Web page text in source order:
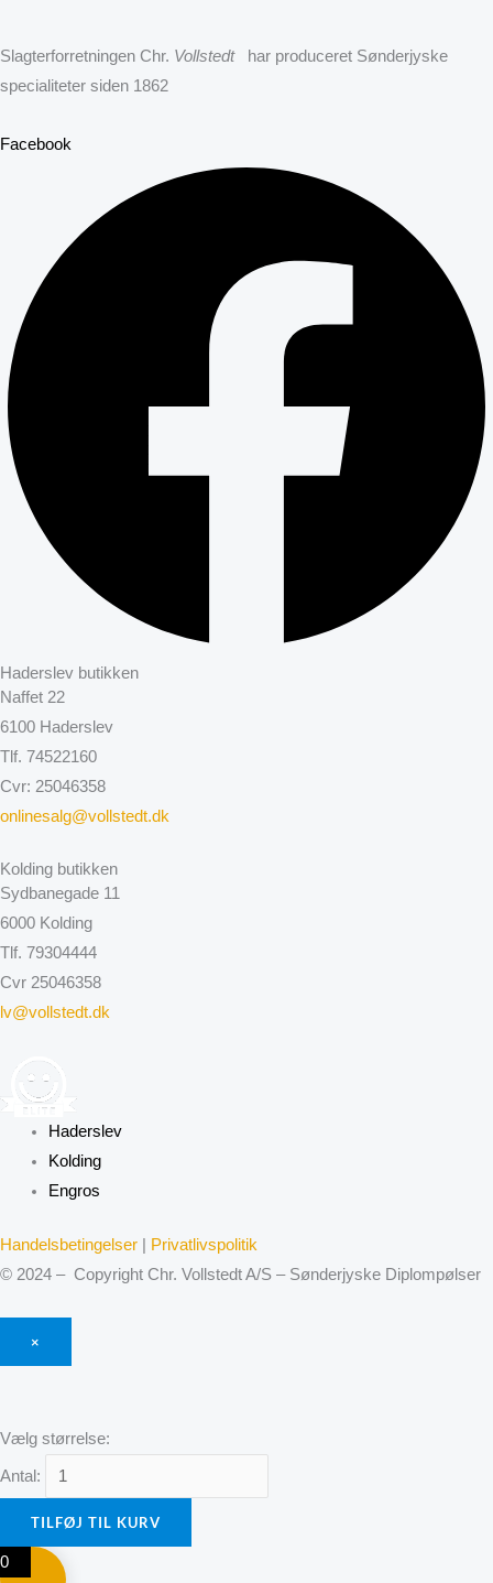
Slagterforretningen Chr. Vollstedthar produceret Sønderjyske
specialiteter siden 1862
Facebook
Haderslev butikken
Naffet 22
6100 Haderslev
Tlf. 74522160
Cvr: 25046358
onlinesalg@vollstedt.dk
Kolding butikken
Sydbanegade 11
6000 Kolding
Tlf. 79304444
Cvr 25046358
lv@vollstedt.dk
Haderslev
Kolding
Engros
Handelsbetingelser
Privatlivspolitik
© 2024 – Copyright Chr. Vollstedt A/S – Sønderjyske Diplompølser
×
Vælg størrelse:
Antal:
TILFØJ TIL KURV
0